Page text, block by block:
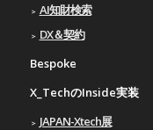
AI知財検索
DX＆契約
Bespoke
X_TechのInside実装
JAPAN-Xtech展